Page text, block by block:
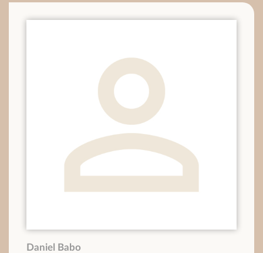
Daniel Babo